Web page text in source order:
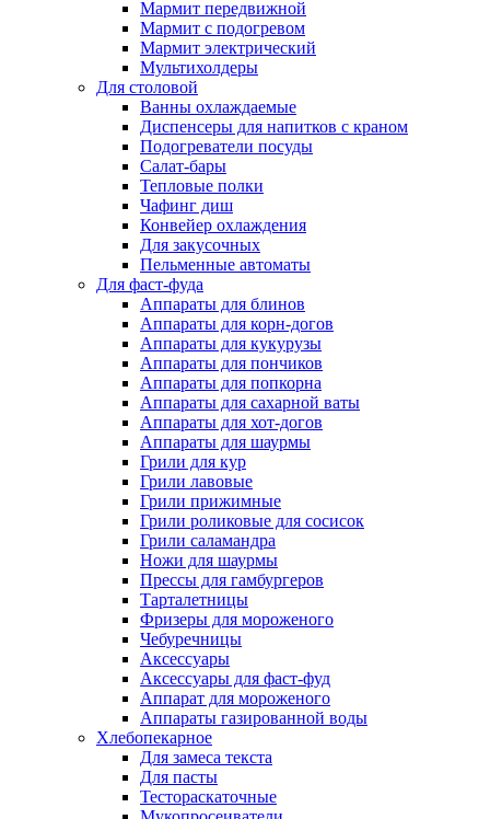
Мармит передвижной
Мармит с подогревом
Мармит электрический
Мультихолдеры
Для столовой
Ванны охлаждаемые
Диспенсеры для напитков с краном
Подогреватели посуды
Салат-бары
Тепловые полки
Чафинг диш
Конвейер охлаждения
Для закусочных
Пельменные автоматы
Для фаст-фуда
Аппараты для блинов
Аппараты для корн-догов
Аппараты для кукурузы
Аппараты для пончиков
Аппараты для попкорна
Аппараты для сахарной ваты
Аппараты для хот-догов
Аппараты для шаурмы
Грили для кур
Грили лавовые
Грили прижимные
Грили роликовые для сосисок
Грили саламандра
Ножи для шаурмы
Прессы для гамбургеров
Тарталетницы
Фризеры для мороженого
Чебуречницы
Аксессуары
Аксессуары для фаст-фуд
Аппарат для мороженого
Аппараты газированной воды
Хлебопекарное
Для замеса текста
Для пасты
Тестораскаточные